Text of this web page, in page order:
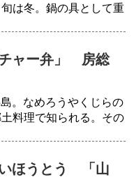
は冬。鍋の具として重
チャー弁」 房総
。なめろうやくじらの
料理で知られる。その
ほうとう 「山